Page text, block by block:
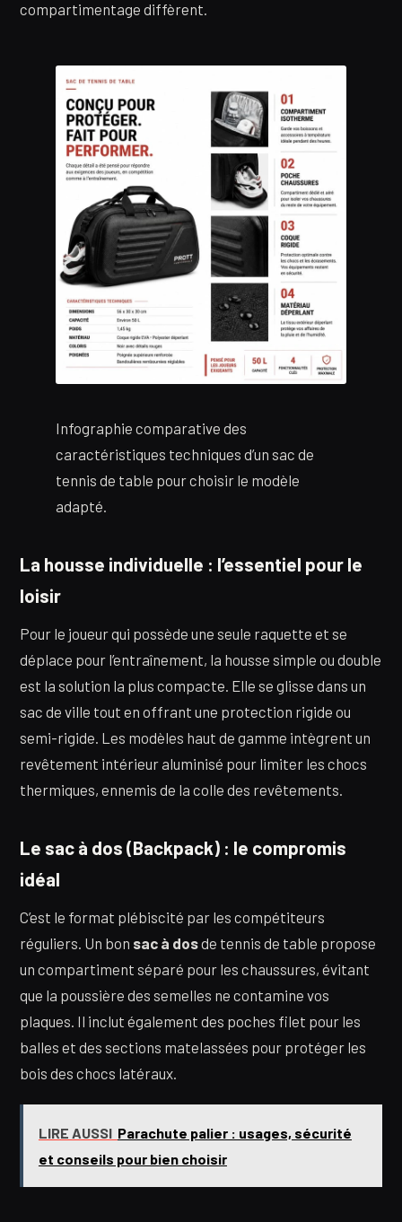
compartimentage diffèrent.
Infographie comparative des
caractéristiques techniques d’un sac de
tennis de table pour choisir le modèle
adapté.
La housse individuelle : l’essentiel pour le
loisir
Pour le joueur qui possède une seule raquette et se
déplace pour l’entraînement, la housse simple ou double
est la solution la plus compacte. Elle se glisse dans un
sac de ville tout en offrant une protection rigide ou
semi-rigide. Les modèles haut de gamme intègrent un
revêtement intérieur aluminisé pour limiter les chocs
thermiques, ennemis de la colle des revêtements.
Le sac à dos (Backpack) : le compromis
idéal
C’est le format plébiscité par les compétiteurs
réguliers. Un bon sac à dosde tennis de table propose
un compartiment séparé pour les chaussures, évitant
que la poussière des semelles ne contamine vos
plaques. Il inclut également des poches filet pour les
balles et des sections matelassées pour protéger les
bois des chocs latéraux.
LIRE AUSSI Parachute palier : usages, sécurité
et conseils pour bien choisir